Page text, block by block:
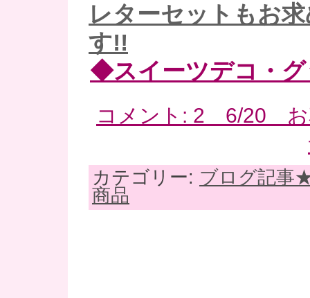
レターセットもお
す!!
◆スイーツデコ・
コメント: 2 6/20 お
カテゴリー: ブログ記事
商品